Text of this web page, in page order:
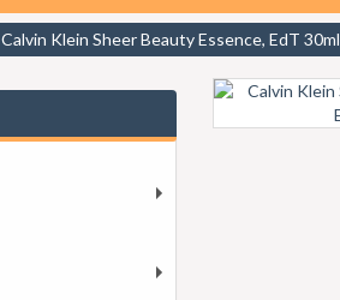
Calvin Klein Sheer Beauty Essence, EdT 30ml